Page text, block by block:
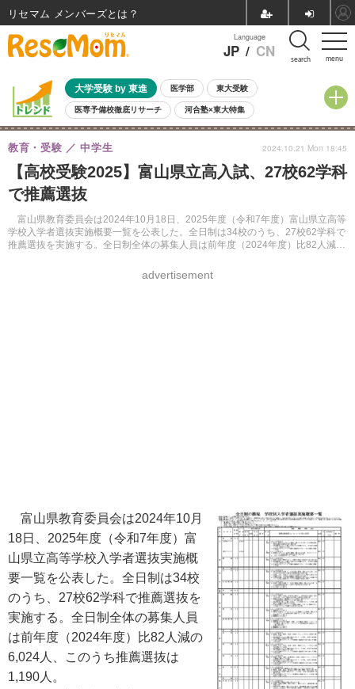
menu
Language
JP / CN search
大学受験 by 東進 医学部 東大受験
医専予備校徹底リサーチ 河合塾×東大特集
親子で考える大学選び 高校受験 中学受験 小学校受験
共通テスト 夏休み
8月開催イベント・WS 全国公立高校 過去問 人気記事
自由研究教材（小学生向け）
【高校受験2025】富山県立高入試、27校62学科
で推薦選抜
富山県教育委員会は2024年10月18日、2025年度（令和7年度）富山県立高等
学校入学者選抜実施概要一覧を公表した。全日制は34校のうち、27校62学科で
推薦選抜を実施する。全日制全体の募集人員は前年度（2024年度）比82人減の
教育・受験 中学生
advertisement
2024.10.21 Mon 18:45
富山県教育委員会は2024年10月
18日、2025年度（令和7年度）富
山県立高等学校入学者選抜実施概
要一覧を公表した。全日制は34校
のうち、27校62学科で推薦選抜を
実施する。全日制全体の募集人員
は前年度（2024年度）比82人減の
6,024人、このうち推薦選抜は
1,190人。
リセマム メンバーズ